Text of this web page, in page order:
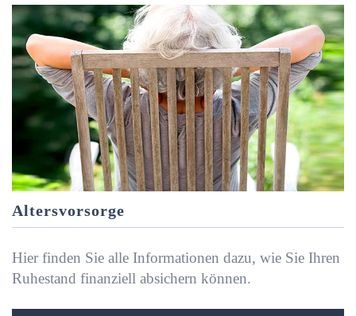
Altersvorsorge
Hier finden Sie alle Informationen dazu, wie Sie Ihren
Ruhestand finanziell absichern können.